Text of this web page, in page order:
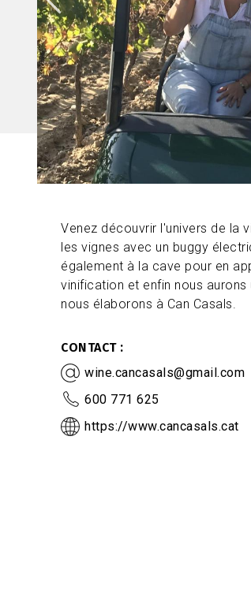
Venez découvrir l'univers de la
les vignes avec un buggy
également à la cave pour en
vinification et enfin nous
nous élaborons à Can Casals.
CONTACT
wine.cancasals@gmail.com
600 771 625
https://www.cancasals.cat